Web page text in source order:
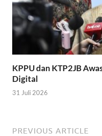
KPPU dan KTP2JB
Digital
31 Juli 2026
PREVIOUS ARTICLE